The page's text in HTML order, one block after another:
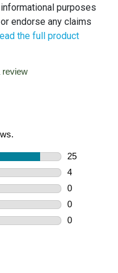
purposes
endorse any claims
the full product
review